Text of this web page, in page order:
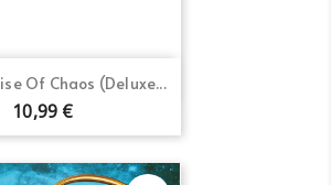
Of Chaos (Deluxe...
10,99 €
Vista rápida